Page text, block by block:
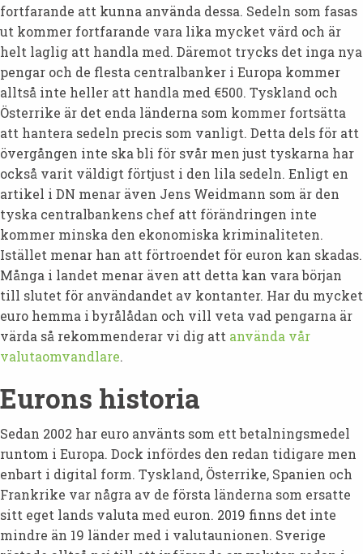
fortfarande att kunna använda dessa. Sedeln som fasas
ut kommer fortfarande vara lika mycket värd och är
helt laglig att handla med. Däremot trycks det inga nya
pengar och de flesta centralbanker i Europa kommer
alltså inte heller att handla med €500. Tyskland och
Österrike är det enda länderna som kommer fortsätta
att hantera sedeln precis som vanligt. Detta dels för att
övergången inte ska bli för svår men just tyskarna har
också varit väldigt förtjust i den lila sedeln. Enligt en
artikel i DN menar även Jens Weidmann som är den
tyska centralbankens chef att förändringen inte
kommer minska den ekonomiska kriminaliteten.
Istället menar han att förtroendet för euron kan skadas.
Många i landet menar även att detta kan vara början
till slutet för användandet av kontanter. Har du mycket
euro hemma i byrålådan och vill veta vad pengarna är
värda så rekommenderar vi dig att använda vår
valutaomvandlare.
Eurons historia
Sedan 2002 har euro använts som ett betalningsmedel
runtom i Europa. Dock infördes den redan tidigare men
enbart i digital form. Tyskland, Österrike, Spanien och
Frankrike var några av de första länderna som ersatte
sitt eget lands valuta med euron. 2019 finns det inte
mindre än 19 länder med i valutaunionen. Sverige